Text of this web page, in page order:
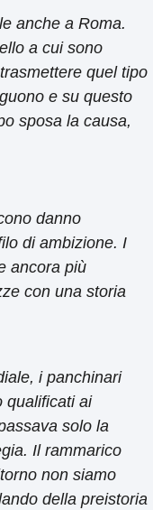
anche a Roma.
a cui sono
quel tipo
e su questo
sposa la causa,
danno
di ambizione. I
ancora più
con una storia
i panchinari
qualificati ai
solo la
Il rammarico
non siamo
della preistoria